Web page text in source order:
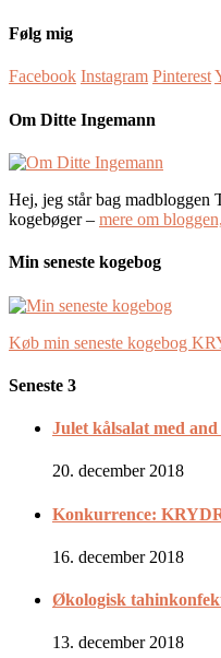
Følg mig
Facebook Instagram Pinterest
Om Ditte Ingemann
Hej, jeg står bag madbloggen
kogebøger – mere om
Min seneste kogebog
Køb min seneste kogebog
Seneste 3
Julet kålsalat med
20. december 2018
Konkurrence:
16. december 2018
Økologisk
13. december 2018